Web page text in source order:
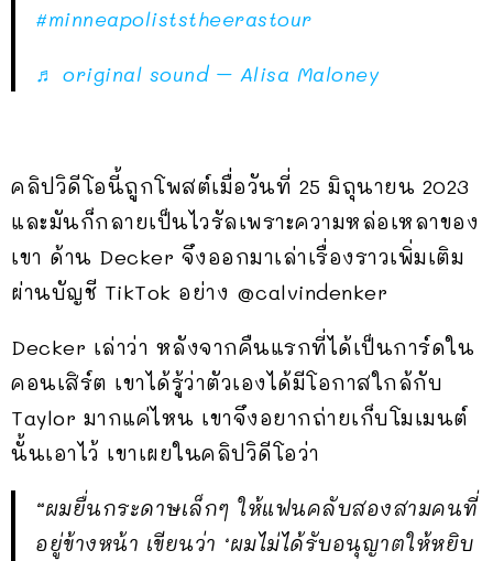
#minneapoliststheerastour
♬ original sound – Alisa Maloney
คลิปวิดีโอนี้ถูกโพสต์เมื่อวันที่ 25 มิถุนายน 2023
และมันก็กลายเป็นไวรัลเพราะความหล่อเหลาของ
เขา ด้าน Decker จึงออกมาเล่าเรื่องราวเพิ่มเติม
ผ่านบัญชี TikTok อย่าง @calvindenker
Decker เล่าว่า หลังจากคืนแรกที่ได้เป็นการ์ดใน
คอนเสิร์ต เขาได้รู้ว่าตัวเองได้มีโอกาสใกล้กับ
Taylor มากแค่ไหน เขาจึงอยากถ่ายเก็บโมเมนต์
นั้นเอาไว้ เขาเผยในคลิปวิดีโอว่า
“ผมยื่นกระดาษเล็กๆ ให้แฟนคลับสองสามคนที่
อยู่ข้างหน้า เขียนว่า ‘ผมไม่ได้รับอนุญาตให้หยิบ